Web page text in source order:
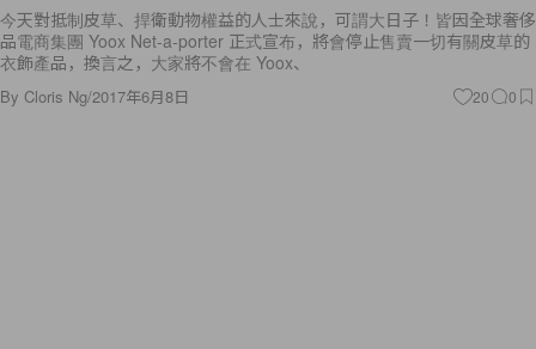
今天對抵制皮草、捍衛動物權益的人士來說，可謂大日子！皆因全球奢侈
品電商集團 Yoox Net-a-porter 正式宣布，將會停止售賣一切有關皮草的
衣飾產品，換言之，大家將不會在 Yoox、
By Cloris Ng/2017年6月8日 20 0